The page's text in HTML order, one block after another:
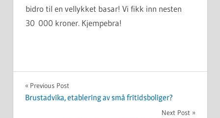
bidro til en vellykket basar! Vi fikk inn nesten
30 000 kroner. Kjempebra!
UKATEGORISERT
Innleggsnavigasjon
Previous Post
Brustadvika, etablering av små fritidsboliger?
Next Post